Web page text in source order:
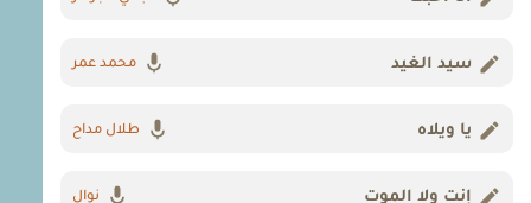
سيد الغيد محمد عمر
يا ويلاه طلال مداح
إنت ولا الموت نوال